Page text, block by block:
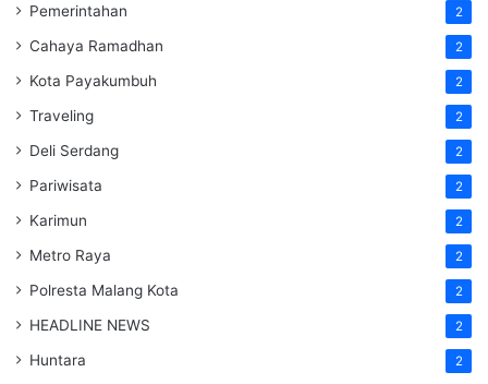
Pemerintahan 2
Cahaya Ramadhan 2
Kota Payakumbuh 2
Traveling 2
Deli Serdang 2
Pariwisata 2
Karimun 2
Metro Raya 2
Polresta Malang Kota 2
HEADLINE NEWS 2
Huntara 2